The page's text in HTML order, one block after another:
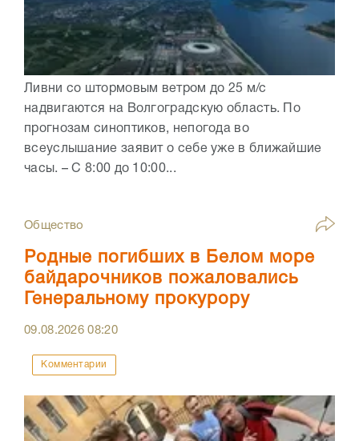
Ливни со штормовым ветром до 25 м/с
надвигаются на Волгоградскую область. По
прогнозам синоптиков, непогода во
всеуслышание заявит о себе уже в ближайшие
часы. – С 8:00 до 10:00...
Общество
Родные погибших в Белом море
байдарочников пожаловались
Генеральному прокурору
09.08.202608:20
Комментарии